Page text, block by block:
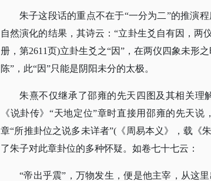
朱子这段话的重点不在于“一分为二”的推演
自然演化的结果，其诗云：“立卦生爻自有因，两
册，第2611页)立卦生爻之“因”，在两仪四象未形
陈”，此“因”只能是阴阳未分的太极。
朱熹不仅继承了邵雍的先天四图及其相关理
《说卦传》“天地定位”章时直接用邵雍的先天说
章“所推卦位之说多未详者”(《周易本义》，载《
了朱子对此章卦位的多种怀疑。如卷七十七云：
“帝出乎震”，万物发生，便是他主宰，从这